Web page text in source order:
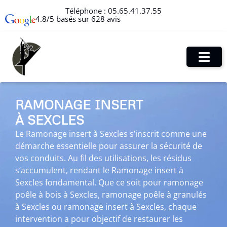
Téléphone : 05.65.41.37.55
4.8/5 basés sur 628 avis
RAMONAGE INSERT
À SEXCLES
Le Ramonage insert à Sexcles s’inscrit comme une
démarche essentielle pour assurer la sécurité de
vos conduits. Au fil des utilisations, les résidus
s’accumulent, rendant le Ramonage insert à
Sexcles fondamental. Que ce soit pour ramonage
poêle à bois à Sexcles, ramonage poêle à granulés
à Sexcles ou ramonage insert à Sexcles, chaque
intervention a pour objectif de restaurer les